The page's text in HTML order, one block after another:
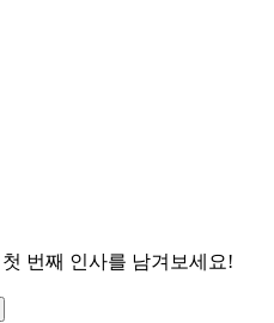
첫 번째 인사를 남겨보세요!